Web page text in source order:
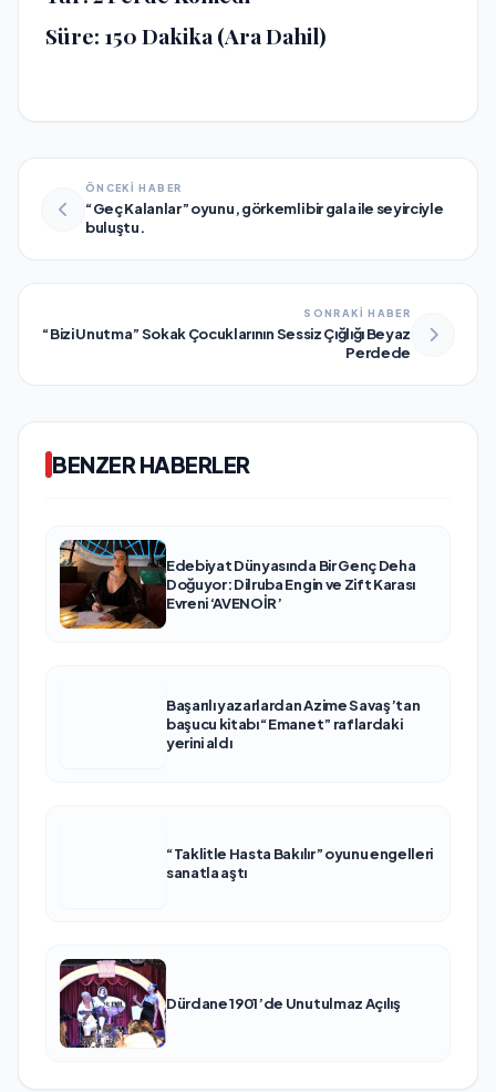
Süre: 150 Dakika (Ara Dahil)
ÖNCEKİ HABER
“Geç Kalanlar” oyunu, görkemli bir gala ile seyirciyle
buluştu.
SONRAKİ HABER
“Bizi Unutma” Sokak Çocuklarının Sessiz Çığlığı Beyaz
Perdede
BENZER HABERLER
Edebiyat Dünyasında Bir Genç Deha
Doğuyor: Dilruba Engin ve Zift Karası
Evreni ‘AVENOİR’
Başarılı yazarlardan Azime Savaş’tan
başucu kitabı “Emanet” raflardaki
yerini aldı
“Taklitle Hasta Bakılır” oyunu engelleri
sanatla aştı
Dürdane 1901’de Unutulmaz Açılış